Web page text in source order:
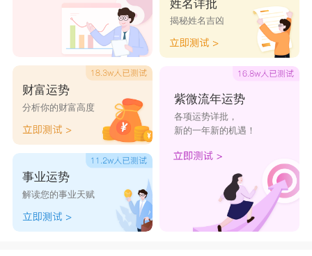
金红推拿按 蓝椒推拿按
摩店
运杰推拿按
摩店
洪雨推拿按
摩店
摩店
海霞推拿按
摩店 摩店
庆东推拿按
中原推拿按 晟辰 朝安 建菱
昆都 启路 联翼
精顺 商羽 译达 达派
财富运势
分析你的财富高度
事业运势
解读您的事业天赋
姓名详批
揭秘姓名吉凶
紫微流年运势
各项运势详批，
新的一年新的机遇！